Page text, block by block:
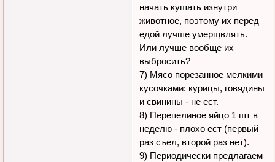
начать кушать изнутри
животное, поэтому их перед
едой лучше умерщвлять.
Или лучше вообще их
выбросить?
7) Мясо порезанное мелкими
кусочками: курицы, говядины
и свинины - не ест.
8) Перепелиное яйцо 1 шт в
неделю - плохо ест (первый
раз съел, второй раз нет).
9) Периодически предлагаем